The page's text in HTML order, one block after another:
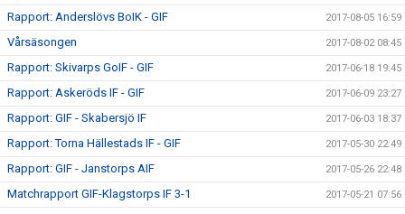
Rapport: Anderslövs BoIK - GIF 2017-08-05 16:59
Vårsäsongen 2017-08-02 08:45
Rapport: Skivarps GoIF - GIF 2017-06-18 19:45
Rapport: Askeröds IF - GIF 2017-06-09 23:27
Rapport: GIF - Skabersjö IF 2017-06-03 18:37
Rapport: Torna Hällestads IF - GIF 2017-05-30 22:49
Rapport: GIF - Janstorps AIF 2017-05-26 22:48
Matchrapport GIF-Klagstorps IF 3-1 2017-05-21 07:56